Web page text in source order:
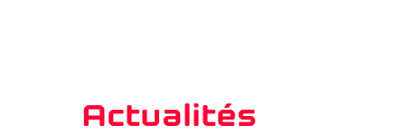
Actualités